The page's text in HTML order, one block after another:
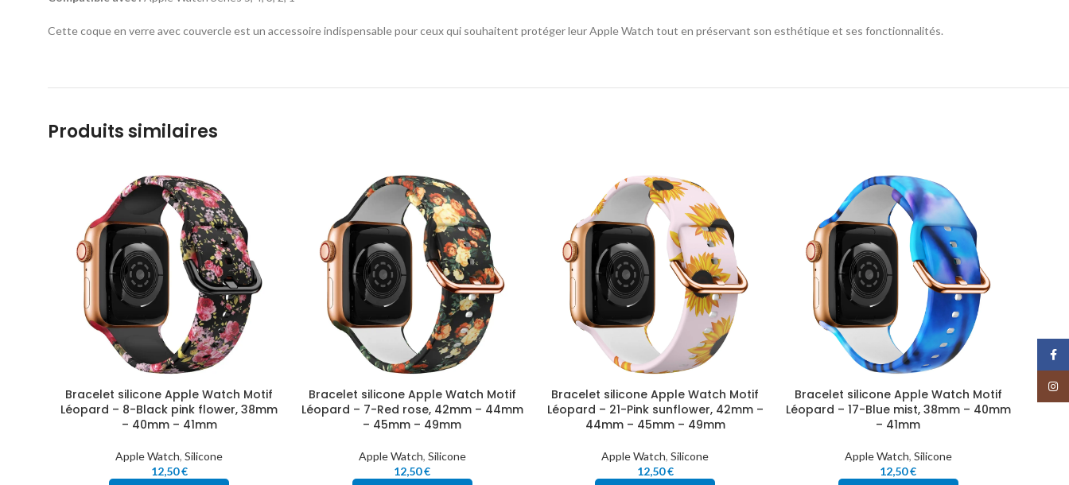
Cette coque en verre avec couvercle est un accessoire indispensable pour ceux qui souhaitent protéger leur Apple Watch tout en préservant son esthétique et ses fonctionnalités.
Produits similaires
Bracelet silicone Apple Watch Motif
Léopard – 8-Black pink flower, 38mm
– 40mm – 41mm
Apple Watch,Silicone
12,50€
Bracelet silicone Apple Watch Motif
Léopard – 7-Red rose, 42mm – 44mm
– 45mm – 49mm
Apple Watch, Silicone
12,50€
Bracelet silicone Apple Watch Motif
Léopard – 21-Pink sunflower, 42mm –
44mm – 45mm – 49mm
Apple Watch,Silicone
12,50€
Bracelet silicone Apple Watch Motif
Léopard – 17-Blue mist, 38mm – 40mm
– 41mm
Apple Watch, Silicone
12,50€